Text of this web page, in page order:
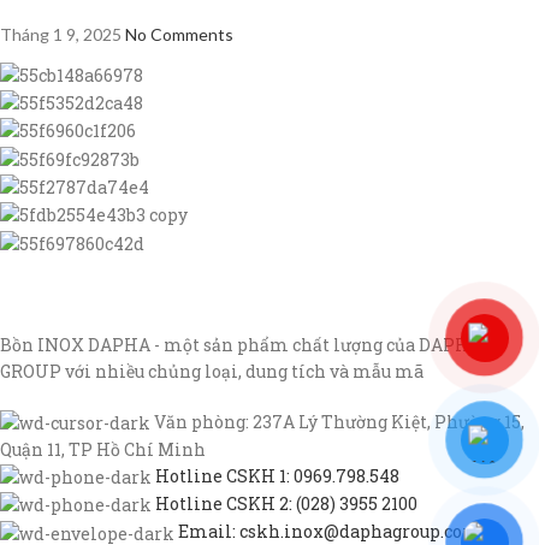
Tháng 1 9, 2025 No Comments
Bồn INOX DAPHA - một sản phẩm chất lượng của DAPHA
GROUP với nhiều chủng loại, dung tích và mẫu mã
Văn phòng: 237A Lý Thường Kiệt, Phường 15,
Quận 11, TP Hồ Chí Minh
Hotline CSKH 1: 0969.798.548
Hotline CSKH 2: (028) 3955 2100
Email: cskh.inox@daphagroup.com